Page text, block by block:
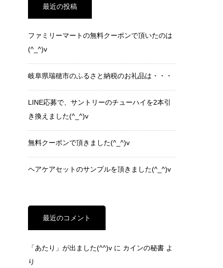
最近の投稿
ファミリーマートの無料クーポンで頂いたのは
(^_^)v
岐阜県瑞穂市のふるさと納税のお礼品は・・・
LINE応募で、サントリーのチューハイを2本引
き換えました(^_^)v
無料クーポンで頂きました(^_^)v
ヘアケアセットのサンプルを頂きました(^_^)v
最近のコメント
「あたり」が出ました(^^)v に カインの秘書 よ
り